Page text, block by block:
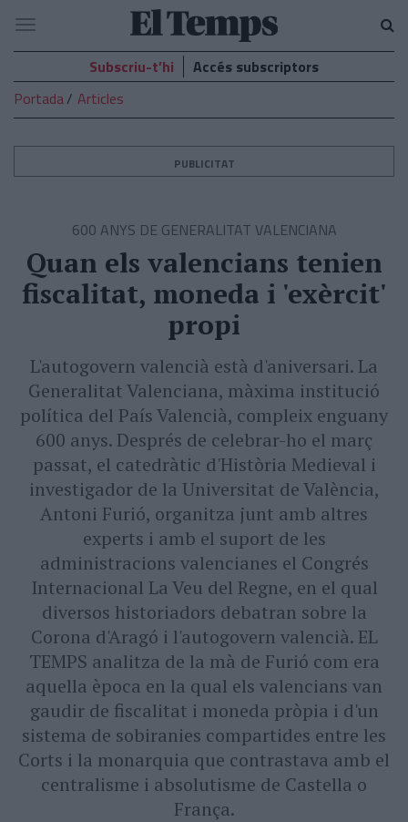
El
Temps
Navegació
Subscriu-t’hi
Accés subscriptors
Portada
Articles
PUBLICITAT
600 ANYS DE GENERALITAT VALENCIANA
Quan els valencians tenien
fiscalitat, moneda i 'exèrcit'
propi
L'autogovern valencià està d'aniversari. La
Generalitat Valenciana, màxima institució
política del País Valencià, compleix enguany
600 anys. Després de celebrar-ho el març
passat, el catedràtic d'Història Medieval i
investigador de la Universitat de València,
Antoni Furió, organitza junt amb altres
experts i amb el suport de les
administracions valencianes el Congrés
Internacional La Veu del Regne, en el qual
diversos historiadors debatran sobre la
Corona d'Aragó i l'autogovern valencià. EL
TEMPS analitza de la mà de Furió com era
aquella època en la qual els valencians van
gaudir de fiscalitat i moneda pròpia i d'un
sistema de sobiranies compartides entre les
Corts i la monarquia que contrastava amb el
centralisme i absolutisme de Castella o
França.